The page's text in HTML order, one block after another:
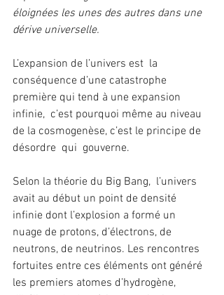
éloignées les unes des autres dans une
dérive universelle.
L’expansion de l’univers est  la
conséquence d’une catastrophe
première qui tend à une expansion
infinie,  c’est pourquoi même au niveau
de la cosmogenèse, c’est le principe de
désordre  qui  gouverne.
Selon la théorie du Big Bang,  l’univers
avait au début un point de densité
infinie dont l’explosion a formé un
nuage de protons, d’électrons, de
neutrons, de neutrinos. Les rencontres
fortuites entre ces éléments ont généré
les premiers atomes d’hydrogène,